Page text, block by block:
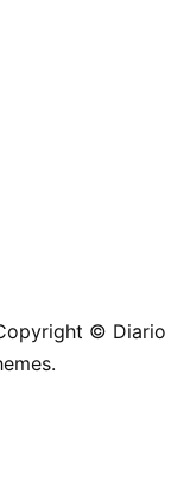
© Diario